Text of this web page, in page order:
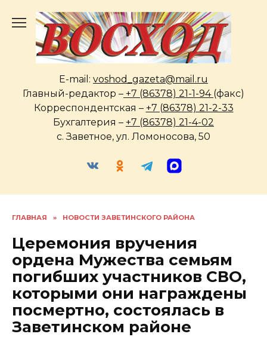
содержанию
E-mail: voshod_gazeta@mail.ru
Главный-редактор – +7 (86378) 21-1-94 (факс)
Корреспондентская – +7 (86378) 21-2-33
Бухгалтерия – +7 (86378) 21-4-02
с. Заветное, ул. Ломоносова, 50
ГЛАВНАЯ » НОВОСТИ ЗАВЕТИНСКОГО РАЙОНА
Церемония вручения
ордена Мужества семьям
погибших участников СВО,
которыми они награждены
посмертно, состоялась в
Заветинском районе